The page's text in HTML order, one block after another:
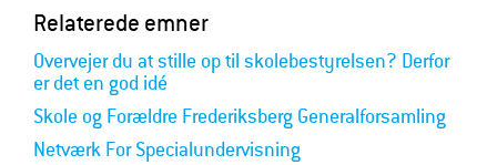
Relaterede emner
Overvejer du at stille op til skolebestyrelsen? Derfor
er det en god idé
Skole og Forældre Frederiksberg Generalforsamling
Netværk For Specialundervisning